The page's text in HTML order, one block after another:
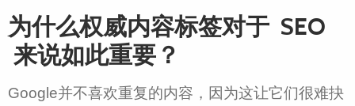
为什么权威内容标签对于 SEO
来说如此重要？
Google并不喜欢重复的内容，因为这让它们很难抉